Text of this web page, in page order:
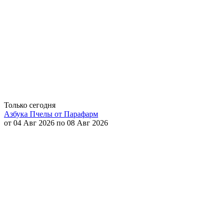
Только сегодня
Азбука Пчелы от Парафарм
от 04 Авг 2026 по 08 Авг 2026